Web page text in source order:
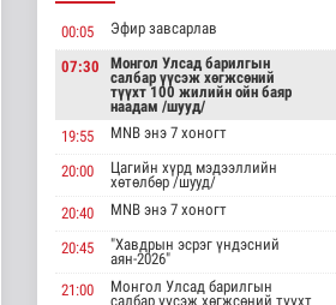
зөвлөлийн даргаар
Н.Монсор д..
Нийгэм
8 цаг 19 минутын өмнө
АНУ полисиликон
бүтээгдэхүүнд 15
хувийн тариф но..
8 цаг 24 минутын өмнө
Торгоны замын цуваа
00:05 Эфир завсарлав
07:30
Монгол Улсад барилгын
салбар үүсэж хөгжсөний
түүхт 100 жилийн ойн баяр
наадам /шууд/
19:55
MNB энэ 7 хоногт
20:00
Цагийн хүрд мэдээллийн
хөтөлбөр /шууд/
20:40
MNB энэ 7 хоногт
20:45
"Хавдрын эсрэг үндэсний
аян-2026"
21:00
Монгол Улсад барилгын
салбар үүсэж хөгжсөний түүхт